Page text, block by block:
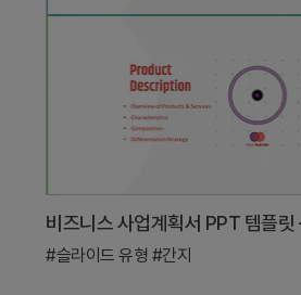
#슬라이드 유형 #간지